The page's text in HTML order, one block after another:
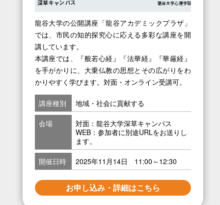
龍谷大学の公開講座「龍谷アカデミックプラザ」
では、市民の知的探究心に応える多彩な講座を開
講しています。
本講座では、『般若心経』『法華経』『華厳経』
を手がかりに、大乗仏教の思想とその広がりをわ
かりやすく学びます。対面・オンライン受講可。
講座種別 地域・社会に貢献する
会場
対面：龍谷大学深草キャンパス
WEB：参加者に別途URLをお送りし
ます。
開催日時 2025年11月14日 11:00～12:30
お申し込み・詳細はこちら